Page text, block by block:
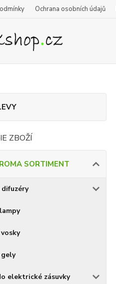
Ochrana osobních údajů
ZBOŽÍ
SORTIMENT
elektrické zásuvky